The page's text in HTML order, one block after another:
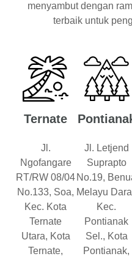
menyambut dengan
terbaik untuk
Ternate
Jl.
Ngofangare
RT/RW 08/04
No.133, Soa,
Kec. Kota
Ternate
Utara, Kota
Ternate,
Jl. Letjend
Suprapto
No.19,
Melayu
Kec.
Pontianak
Sel., Kota
Pontianak,